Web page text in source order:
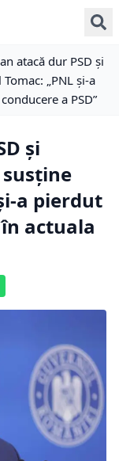
atacă dur PSD și
„PNL și-a
a PSD”
și
susține
a pierdut
actuala